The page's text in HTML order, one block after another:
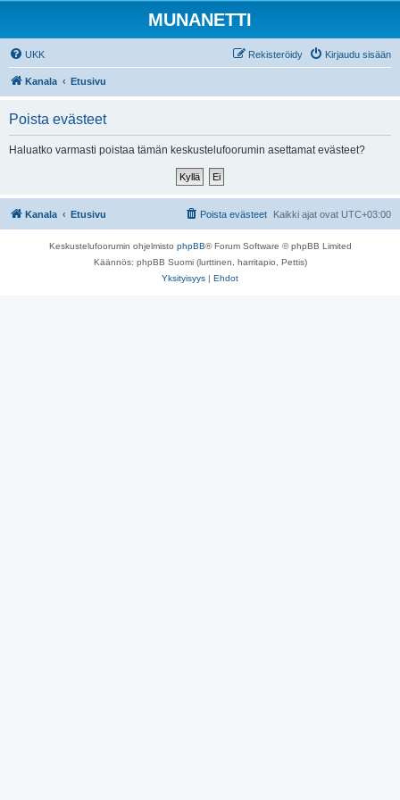
MUNANETTI
UKK Kirjaudu sisään
Rekisteröidy
Kanala Etusivu
Poista evästeet
Haluatko varmasti poistaa tämän keskustelufoorumin asettamat evästeet?
Kanala Etusivu Kaikki ajat ovat UTC+03:00
Poista evästeet
Keskustelufoorumin ohjelmisto phpBB® Forum Software © phpBB Limited
Käännös: phpBB Suomi (lurttinen, harritapio, Pettis)
Yksityisyys | Ehdot